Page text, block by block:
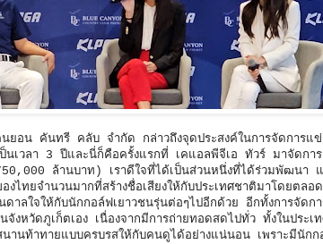
อน คันทรี คลับ จำกัด กล่าวถึงจุดประสงค์ในการจัดการแ
เวลา 3 ปีและนี่ก็คือครั้งแรกที่ เคแอลพีจีเอ ทัวร์ มาจัดกา
ล้านบาท) เราดีใจที่ได้เป็นส่วนหนึ่งที่ได้ร่วมพัฒนา แ
ไทยจำนวนมากที่สร้างชื่อเสียงให้กับประเทศชาติมาโดยตลอ
ดาลใจให้กับนักกอล์ฟเยาวชนรุ่นต่อๆไปอีกด้วย อีกทั้งการจัด
จังหวัดภูเก็ตเอง เนื่องจากมีการถ่ายทอดสดไปทั่ว ทั้งในประ
นานท้าทายแบบครบรสให้กับคนดูได้อย่างแน่นอน เพราะมีนัก